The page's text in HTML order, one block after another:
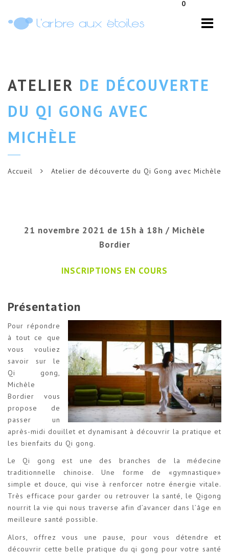
0
ATELIER DE DÉCOUVERTE
DU QI GONG AVEC
MICHÈLE
Accueil Atelier de découverte du Qi Gong avec Michèle
21 novembre 2021 de 15h à 18h / Michèle
Bordier
INSCRIPTIONS EN COURS
Présentation
Pour répondre
à tout ce que
vous vouliez
savoir sur le
Qi gong,
Michèle
Bordier vous
propose de
passer un
après-midi douillet et dynamisant à découvrir la pratique et
les bienfaits du Qi gong.
Le Qi gong est une des branches de la médecine
traditionnelle chinoise. Une forme de «gymnastique»
simple et douce, qui vise à renforcer notre énergie vitale.
Très efficace pour garder ou retrouver la santé, le Qigong
nourrit la vie qui nous traverse afin d’avancer dans l’âge en
meilleure santé possible.
Alors, offrez vous une pause, pour vous détendre et
découvrir cette belle pratique du qi gong pour votre santé